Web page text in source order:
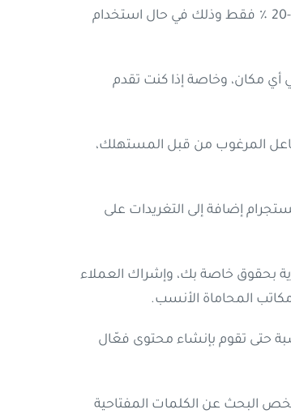
وذلك من أجل إقناعهم بعملية الشراء، ونظراً للضجة المستمرة التي تحدثها الإعلانات، فإن احتمال بيع خدمة إلى عميل جديد هو 5-20 ٪ فقط وذلك في حال استخدام
أي مكان، وخاصة إذا كنت تقدم
المرغوب من قبل المستهلك،
إضافة إلى التغريدات على
بحقوق خاصة بك، وإشراك العملاء
المحاماة الأنسب.
حتى تقوم بإنشاء محتوى فعّال
البحث عن الكلمات المفتاحية